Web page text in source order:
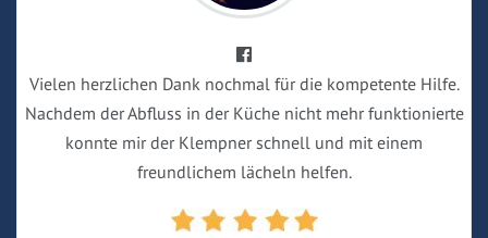
Vielen herzlichen Dank nochmal für die kompetente Hilfe.
Nachdem der Abfluss in der Küche nicht mehr funktionierte
konnte mir der Klempner schnell und mit einem
freundlichem lächeln helfen.